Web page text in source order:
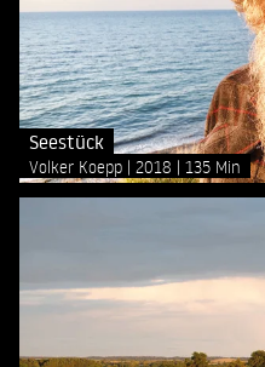
Seestück
Volker Koepp 2018 135 Min